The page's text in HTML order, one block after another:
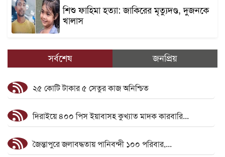
শিশু ফাহিমা হত্যা: জাকিরের মৃত্যুদণ্ড, দুজনকে
খালাস
সর্বশেষ জনপ্রিয়
২৫ কোটি টাকার ৫ সেতুর কাজ অনিশ্চিত
দিরাইয়ে ৪০০ পিস ইয়াবাসহ কুখ্যাত মাদক কারবারি...
জৈন্তাপুরে জলাবদ্ধতায় পানিবন্দী ১০০ পরিবার,...